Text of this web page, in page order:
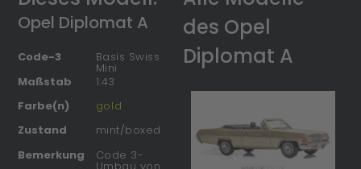
Opel Diplomat A
Code-3 Basis Swiss
Mini
Maßstab
1:43
Farbe(n)
gold
Zustand
mint/boxed
Bemerkung
Code 3-
Umbau von
des Opel
Diplomat A